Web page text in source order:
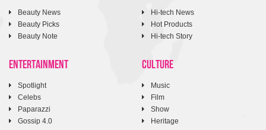
Beauty News
Beauty Picks
Beauty Note
Hi-tech News
Hot Products
Hi-tech Story
ENTERTAINMENT
Spotlight
Celebs
Paparazzi
Gossip 4.0
CULTURE
Music
Film
Show
Heritage